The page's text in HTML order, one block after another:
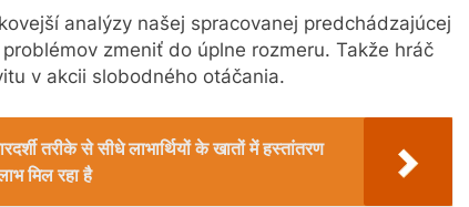
analýzy našej spracovanej predchádzajúcej
zmeniť do úplne rozmeru. Takže hráč
v akcii slobodného otáčania.
तरीके से सीधे लाभार्थियों के खातों में हस्तांतरण
मिल रहा है